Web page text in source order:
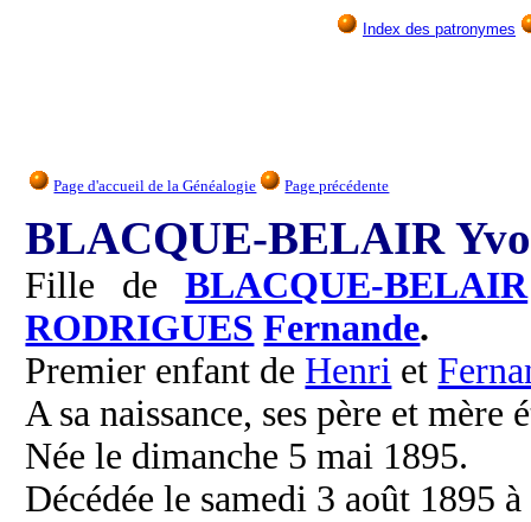
Index des patronymes
Page d'accueil de la Généalogie Page précédente
BLACQUE-BELAIR
Fille deBLACQUE-BELAIR
RODRIGUES Fernande.
Premier enfant de Henri et
A sa naissance, ses père et mère
Née le dimanche 5 mai 1895.
Décédée le samedi 3 août 1895